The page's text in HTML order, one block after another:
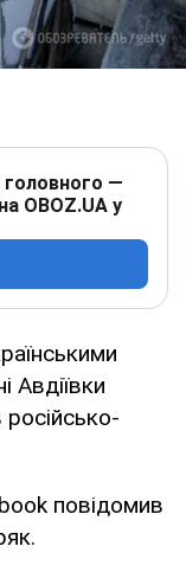
головного —
OBOZ.UA у
Авдіївки
повідомив